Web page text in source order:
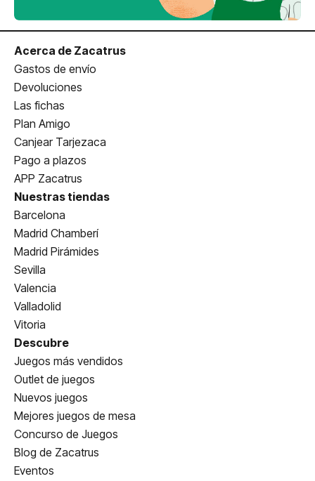
Acerca de Zacatrus
Gastos de envío
Devoluciones
Las fichas
Plan Amigo
Canjear Tarjezaca
Pago a plazos
APP Zacatrus
Nuestras tiendas
Barcelona
Madrid Chamberí
Madrid Pirámides
Sevilla
Valencia
Valladolid
Vitoria
Descubre
Juegos más vendidos
Outlet de juegos
Nuevos juegos
Mejores juegos de mesa
Concurso de Juegos
Blog de Zacatrus
Eventos